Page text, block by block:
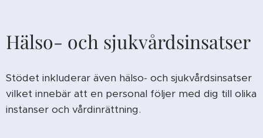
Hälso- och sjukvårdsinsatser
Stödet inkluderar även hälso- och sjukvårdsinsatser
vilket innebär att en personal följer med dig till olika
instanser och vårdinrättning.